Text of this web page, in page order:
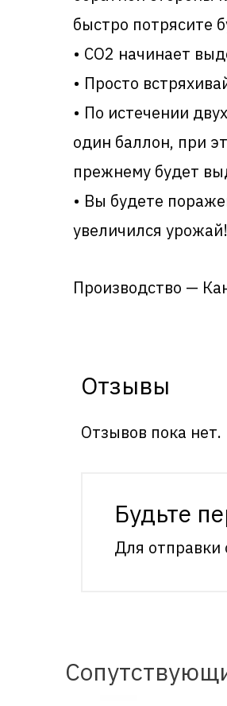
быстро потрясите
• CO2 начинает
• Просто
• По истечении
один баллон, при
прежнему будет
• Вы будете
увеличился урожай!
Производство —
Отзывы
Отзывов пока нет.
Будьте
Для отправки